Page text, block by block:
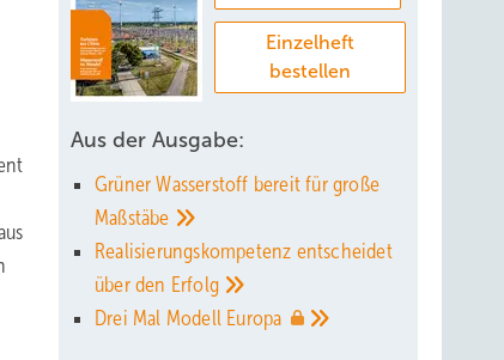
Einzelheft
bestellen
Aus der Ausgabe:
Grüner Wasserstoff bereit für große
Maßstäbe
Realisierungskompetenz entscheidet
über den Erfolg
Drei Mal Modell Europa